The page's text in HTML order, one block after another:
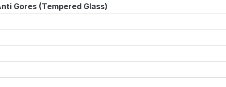
Gores (Tempered Glass)